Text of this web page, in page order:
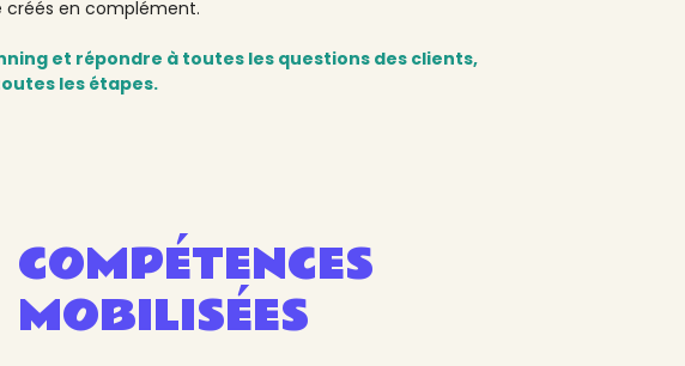
créés en complément.
et répondre à toutes les questions des clients,
les étapes.
COMPÉTENCES
MOBILISÉES